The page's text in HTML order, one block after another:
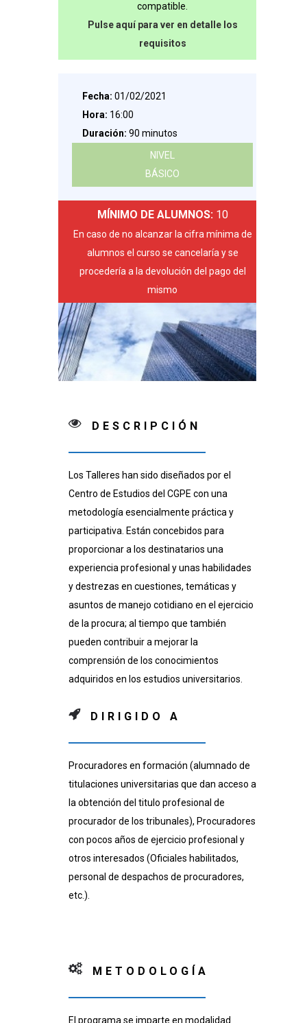
compatible.
Pulse aquí para ver en detalle los
requisitos
Fecha: 01/02/2021
Hora: 16:00
Duración: 90 minutos
NIVEL
BÁSICO
MÍNIMO DE ALUMNOS: 10
En caso de no alcanzar la cifra mínima de
alumnos el curso se cancelaría y se
procedería a la devolución del pago del
mismo
DESCRIPCIÓN
Los Talleres han sido diseñados por el
Centro de Estudios del CGPE con una
metodología esencialmente práctica y
participativa. Están concebidos para
proporcionar a los destinatarios una
experiencia profesional y unas habilidades
y destrezas en cuestiones, temáticas y
asuntos de manejo cotidiano en el ejercicio
de la procura; al tiempo que también
pueden contribuir a mejorar la
comprensión de los conocimientos
adquiridos en los estudios universitarios.
DIRIGIDO A
Procuradores en formación (alumnado de
titulaciones universitarias que dan acceso a
la obtención del titulo profesional de
procurador de los tribunales), Procuradores
con pocos años de ejercicio profesional y
otros interesados (Oficiales habilitados,
personal de despachos de procuradores,
etc.).
METODOLOGÍA
El programa se imparte en modalidad